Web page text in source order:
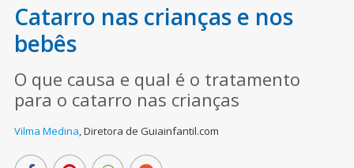
Catarro nas crianças e nos
bebês
O que causa e qual é o tratamento
para o catarro nas crianças
Vilma Medina,Diretora de Guiainfantil.com